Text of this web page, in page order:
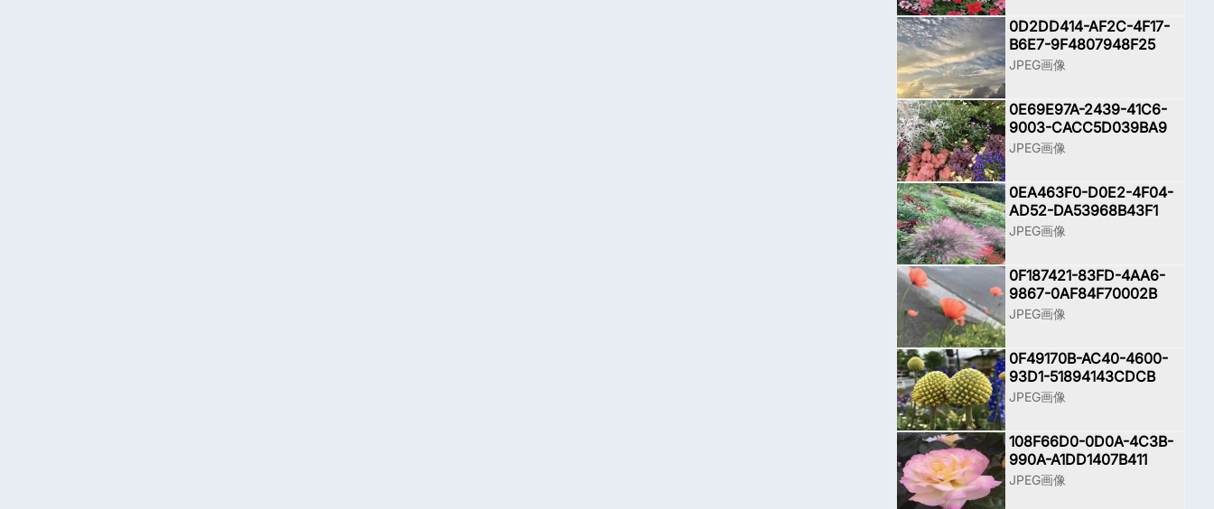
0D2DD414-AF2C-4F17-
B6E7-9F4807948F25
JPEG画像
0E69E97A-2439-41C6-
9003-CACC5D039BA9
JPEG画像
0EA463F0-D0E2-4F04-
AD52-DA53968B43F1
JPEG画像
0F187421-83FD-4AA6-
9867-0AF84F70002B
JPEG画像
0F49170B-AC40-4600-
93D1-51894143CDCB
JPEG画像
108F66D0-0D0A-4C3B-
990A-A1DD1407B411
JPEG画像